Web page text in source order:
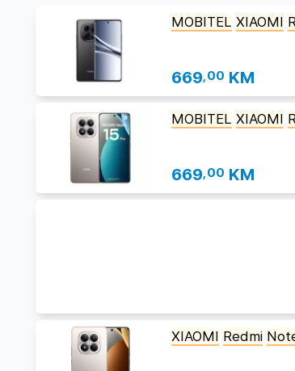
MOBITEL XIAOMI
669,00 KM
MOBITEL XIAOMI
669,00 KM
XIAOMI Redmi